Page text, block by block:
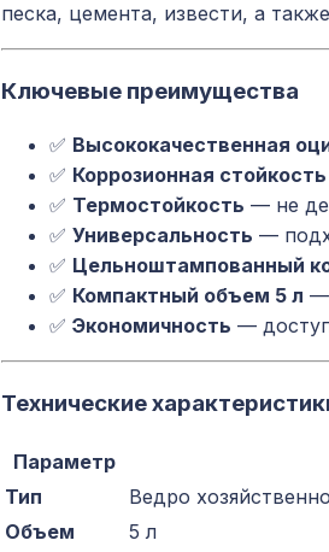
песка, цемента, извести, а
Ключевые преимущества
✅ Высококачественная
✅ Коррозионная стойкость
✅ Термостойкость — не
✅ Универсальность —
✅ Цельноштампованный
✅ Компактный объем 5 л —
✅ Экономичность —
Технические
Параметр
Тип
Ведро
Объем
5 л